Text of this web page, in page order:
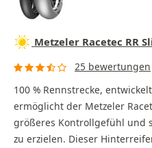
Metzeler Racetec RR
25 bewertungen
100 % Rennstrecke,
ermöglicht der Metzeler
größeres Kontrollgefühl und
zu erzielen. Dieser